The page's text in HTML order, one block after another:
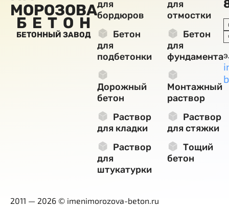
МОРОЗОВА
БЕТОН
БЕТОННЫЙ ЗАВОД
для
бордюров
для
отмостки
Бетон
для
подбетонки
Бетон
для
фундамента
Дорожный
бетон
Монтажный
раствор
Раствор
для кладки
Раствор
для стяжки
Раствор
для
штукатурки
Тощий
бетон
2011 — 2026 © imenimorozova-beton.ru